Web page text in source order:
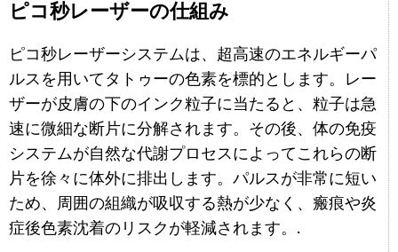
ピコ秒レーザーの仕組み
ピコ秒レーザーシステムは、超高速のエネルギーパ
ルスを用いてタトゥーの色素を標的とします。レー
ザーが皮膚の下のインク粒子に当たると、粒子は急
速に微細な断片に分解されます。その後、体の免疫
システムが自然な代謝プロセスによってこれらの断
片を徐々に体外に排出します。パルスが非常に短い
ため、周囲の組織が吸収する熱が少なく、瘢痕や炎
症後色素沈着のリスクが軽減されます。.